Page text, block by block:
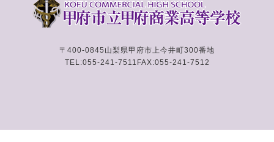
〒400-0845 山梨県甲府市上今井町300番地
TEL:055-241-7511 FAX:055-241-7512